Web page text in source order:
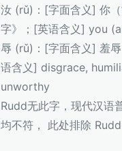
汝 (rǔ)：[字面含义] 你
字》；[英语含义] you
辱 (rǔ)：[字面含义] 羞
语含义] disgrace,
unworthy
Rudd无此字，现代汉语
均不符， 此处排除 Rudd